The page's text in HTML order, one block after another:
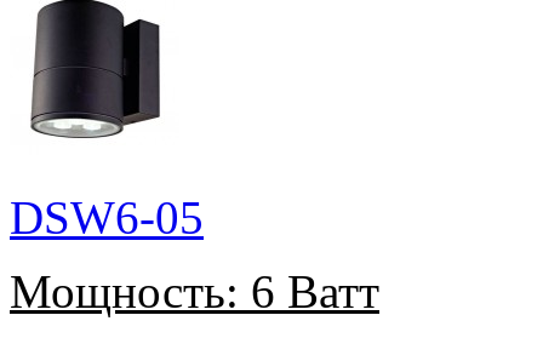
DSW6-05
Мощность: 6 Ватт